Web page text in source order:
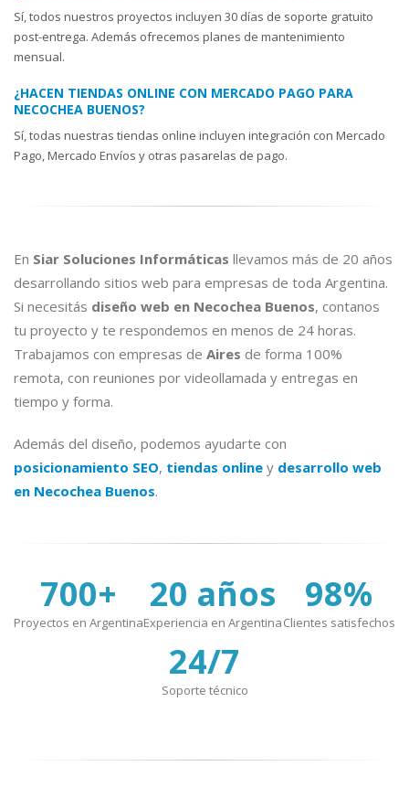
Sí, todos nuestros proyectos incluyen 30 días de soporte gratuito
post-entrega. Además ofrecemos planes de mantenimiento
mensual.
¿HACEN TIENDAS ONLINE CON MERCADO PAGO PARA
NECOCHEA BUENOS?
Sí, todas nuestras tiendas online incluyen integración con Mercado
Pago, Mercado Envíos y otras pasarelas de pago.
En Siar Soluciones Informáticas llevamos más de 20 años
desarrollando sitios web para empresas de toda Argentina.
Si necesitás diseño web en Necochea Buenos, contanos
tu proyecto y te respondemos en menos de 24 horas.
Trabajamos con empresas de Aires de forma 100%
remota, con reuniones por videollamada y entregas en
tiempo y forma.
Además del diseño, podemos ayudarte con
posicionamiento SEO, tiendas online y desarrollo web
en Necochea Buenos.
700+
Proyectos en Argentina
20 años
Experiencia en Argentina
98%
Clientes satisfechos
24/7
Soporte técnico